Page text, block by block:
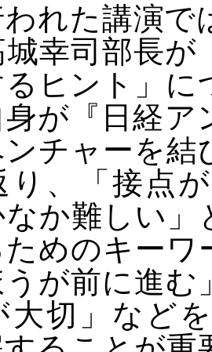
れた講演で
城幸司部長
ヒント」
が『日経
チャーを結
り、「接点
か難しい
めのキー
が前に進む
大切」など